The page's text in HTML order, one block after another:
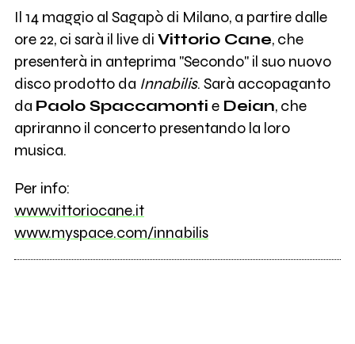
Il 14 maggio al Sagapò di Milano, a partire dalle
ore 22, ci sarà il live di Vittorio Cane, che
presenterà in anteprima "Secondo" il suo nuovo
disco prodotto da Innabilis. Sarà accopaganto
da Paolo Spaccamonti e Deian, che
apriranno il concerto presentando la loro
musica.
Per info:
www.vittoriocane.it
www.myspace.com/innabilis